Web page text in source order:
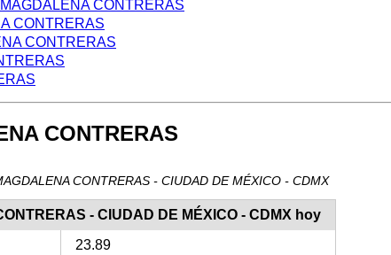
CONTRERAS
CONTRERAS
CONTRERAS
CONTRERAS
CONTRERAS - CIUDAD DE MÉXICO - CDMX
- CIUDAD DE MÉXICO - CDMX hoy
23.89